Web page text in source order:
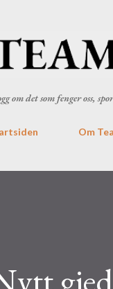
om det som fenger oss,
Om